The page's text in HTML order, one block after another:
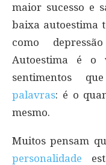
maior sucesso e
baixa autoestima
como
Autoestima é o
sentimentos
palavras: é o
mesmo.
Muitos pensam
personalidade